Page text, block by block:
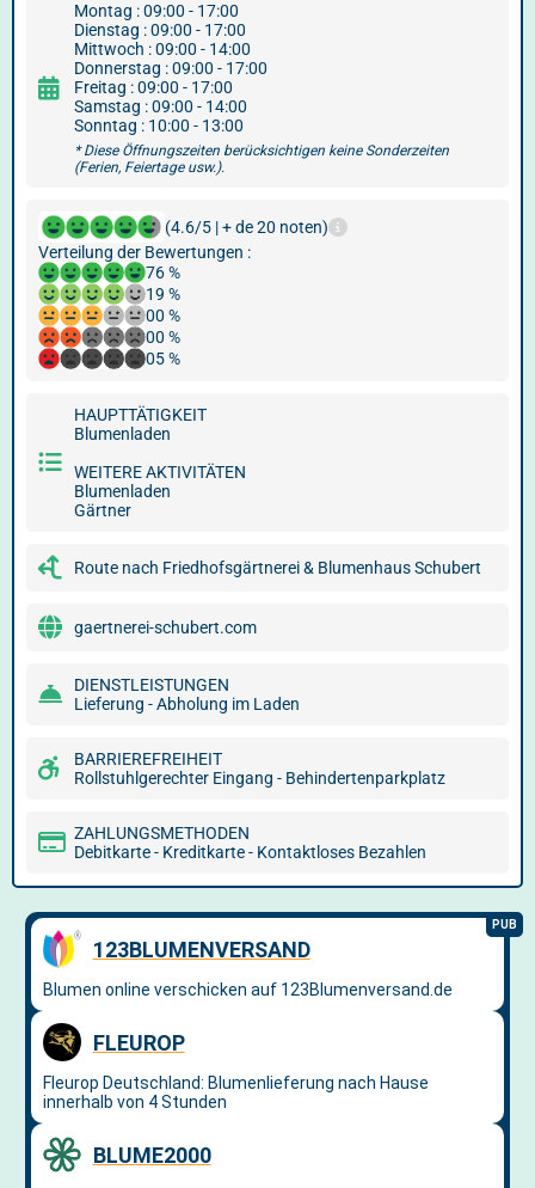
Montag : 09:00 - 17:00
Dienstag : 09:00 - 17:00
Mittwoch : 09:00 - 14:00
Donnerstag : 09:00 - 17:00
Freitag : 09:00 - 17:00
Samstag : 09:00 - 14:00
Sonntag : 10:00 - 13:00
* Diese Öffnungszeiten berücksichtigen keine Sonderzeiten
(Ferien, Feiertage usw.).
(4.6/5 | + de 20 noten)
Verteilung der Bewertungen :
76 %
19 %
00 %
00 %
05 %
HAUPTTÄTIGKEIT
Blumenladen
WEITERE AKTIVITÄTEN
Blumenladen
Gärtner
Route nach Friedhofsgärtnerei & Blumenhaus Schubert
gaertnerei-schubert.com
DIENSTLEISTUNGEN
Lieferung - Abholung im Laden
BARRIEREFREIHEIT
Rollstuhlgerechter Eingang - Behindertenparkplatz
ZAHLUNGSMETHODEN
Debitkarte - Kreditkarte - Kontaktloses Bezahlen